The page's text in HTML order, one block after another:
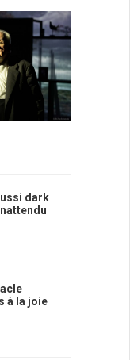
dark
à la joie